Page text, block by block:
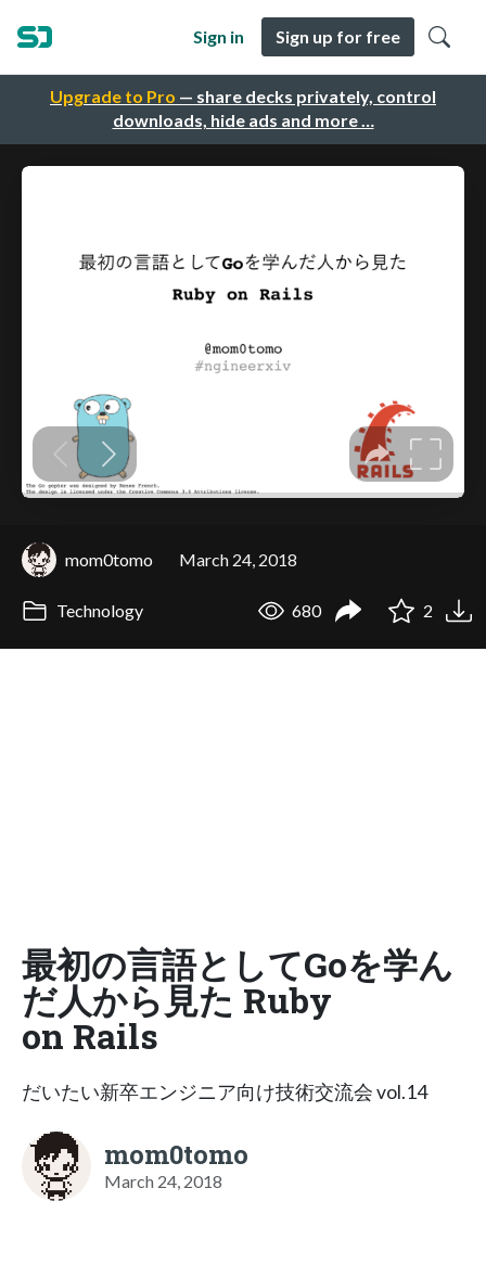
Upgrade to Pro — share decks privately, control
downloads, hide ads and more …
Sign in Sign up for free
mom0tomo March 24, 2018
Technology 680 2
最初の言語としてGoを学ん
だ人から見た Ruby
on Rails
だいたい新卒エンジニア向け技術交流会 vol.14
mom0tomo
March 24, 2018